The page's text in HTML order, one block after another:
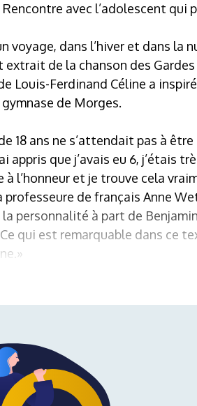
avec l’adolescent
voyage, dans l’hiver et dans la
extrait de la chanson des
Louis-Ferdinand Céline a
de Morges.
18 ans ne s’attendait pas à
appris que j’avais eu 6, j’étais
l’honneur et je trouve cela
professeure de français Anne
personnalité à part de
qui est remarquable dans ce